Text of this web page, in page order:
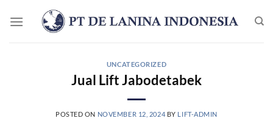
UNCATEGORIZED
Jual Lift Jabodetabek
POSTED ON NOVEMBER 12, 2024 BY LIFT-ADMIN